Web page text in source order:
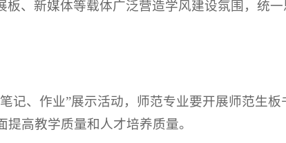
、新媒体等载体广泛营造学风建设氛围，统
记、作业”展示活动，师范专业要开展师范生
高教学质量和人才培养质量。